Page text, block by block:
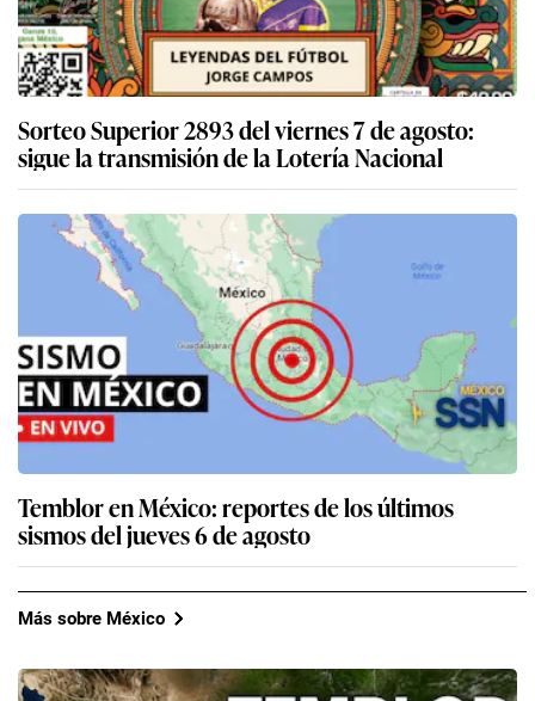
Sorteo Superior 2893 del viernes 7 de agosto:
sigue la transmisión de la Lotería Nacional
Temblor en México: reportes de los últimos
sismos del jueves 6 de agosto
Más sobre México